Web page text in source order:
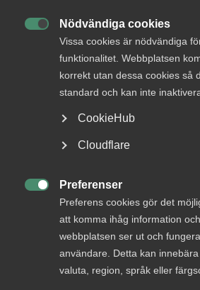
Nödvändiga cookies
Vissa cookies är nödvändiga
funktionalitet. Webbplatsen
korrekt utan dessa cookies så
standard och kan inte
CookieHub
Cloudflare
Preferenser
Preferens cookies gör det
att komma ihåg information
webbplatsen ser ut och
användare. Detta kan
valuta, region, språk eller
Logga in på Arbetsgivarguiden
Sök på almega.se
Cookie-inställningar
Status
Näringsdepartementet
Svar senast
1 juli 2013
Anne-Marie
tf. Förbundsdirektör
+46 8 762 69 50